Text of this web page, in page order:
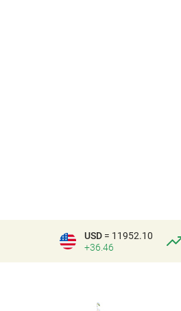
USD = 11952.10
+36.46